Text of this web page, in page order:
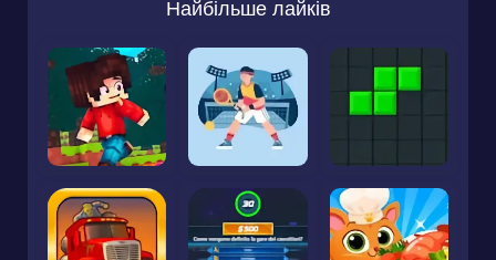
Найбільше лайків